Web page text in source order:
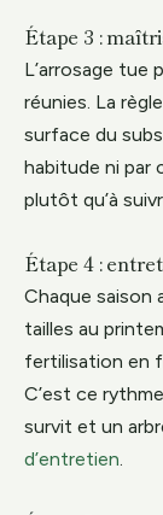
Étape 3 :
L’arrosage tue
réunies. La
surface du
habitude ni par
plutôt qu’à
Étape 4 :
Chaque saison
tailles au
fertilisation en
C’est ce
survit et un
d’entretien.